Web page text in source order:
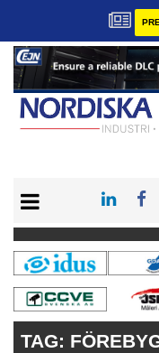
KONTAKT
VÅRA ANDRA
PRENUMERERA
ANNONSERA
TAG: